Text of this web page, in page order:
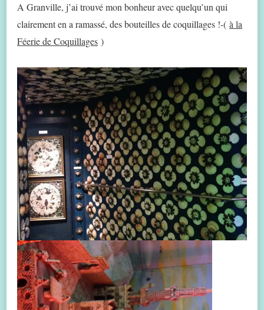
A Granville, j’ai trouvé mon bonheur avec quelqu’un qui
clairement en a ramassé, des bouteilles de coquillages !-( à la
Féerie de Coquillages )